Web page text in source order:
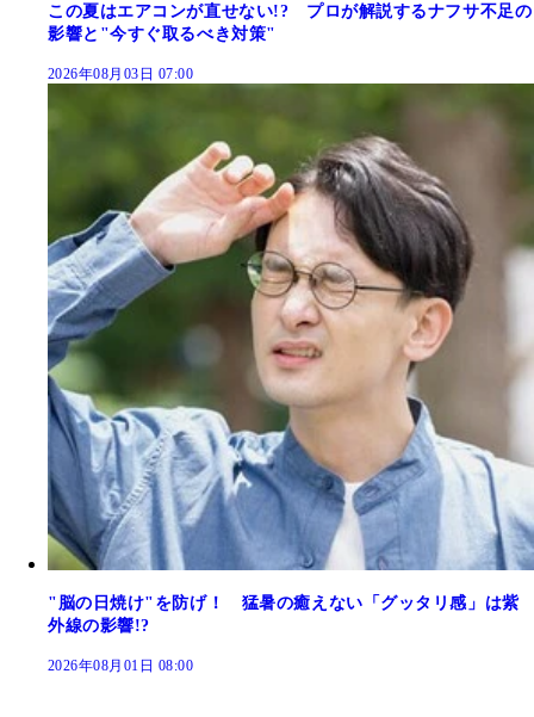
この夏はエアコンが直せない!? プロが解説するナフサ不足の
影響と"今すぐ取るべき対策"
2026年08月03日 07:00
"脳の日焼け"を防げ！ 猛暑の癒えない「グッタリ感」は紫
外線の影響!?
2026年08月01日 08:00